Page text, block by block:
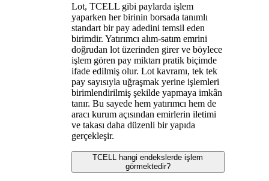
Lot, TCELL gibi paylarda işlem
yaparken her birinin borsada tanımlı
standart bir pay adedini temsil eden
birimdir. Yatırımcı alım-satım emrini
doğrudan lot üzerinden girer ve böylece
işlem gören pay miktarı pratik biçimde
ifade edilmiş olur. Lot kavramı, tek tek
pay sayısıyla uğraşmak yerine işlemleri
birimlendirilmiş şekilde yapmaya imkân
tanır. Bu sayede hem yatırımcı hem de
aracı kurum açısından emirlerin iletimi
ve takası daha düzenli bir yapıda
gerçekleşir.
TCELL hangi endekslerde işlem
görmektedir?